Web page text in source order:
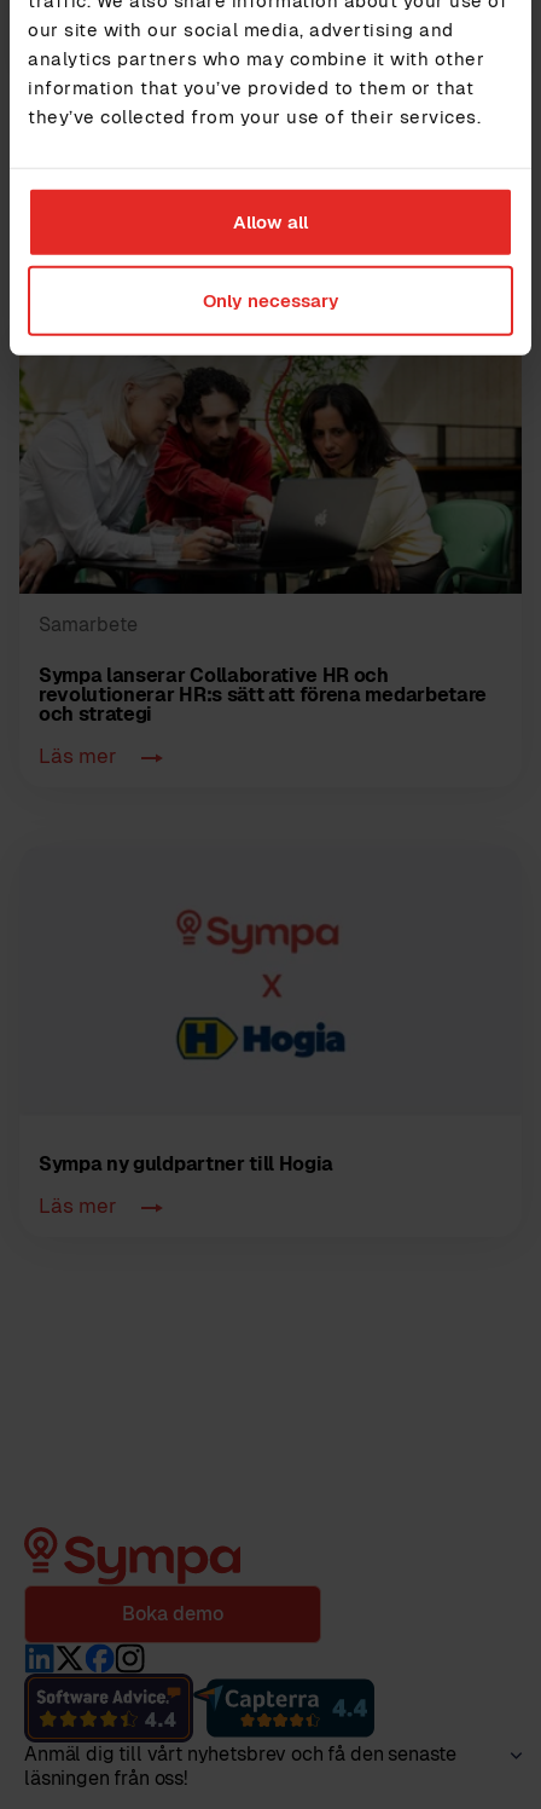
our site with our social media, advertising and
analytics partners who may combine it with other
information that you’ve provided to them or that
they’ve collected from your use of their services.
Allow all
Only necessary
Kontakta oss
Mer läsning
Samarbete
Sympa lanserar Collaborative HR och
revolutionerar HR:s sätt att förena medarbetare
och strategi
Läs mer
Sympa ny guldpartner till Hogia
Läs mer
Boka demo
Anmäl dig till vårt nyhetsbrev och få den senaste
läsningen från oss!